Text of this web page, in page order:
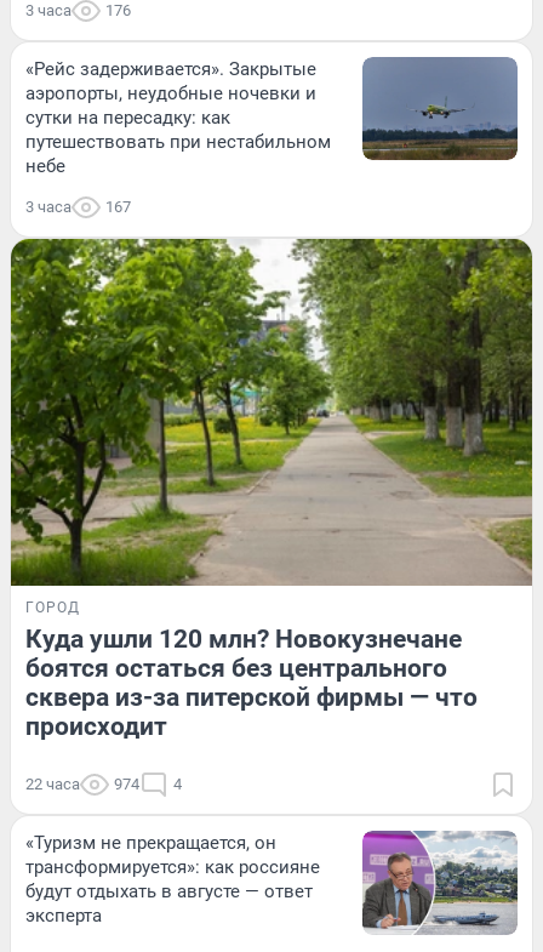
3 часа 176
«Рейс задерживается». Закрытые
аэропорты, неудобные ночевки и
сутки на пересадку: как
путешествовать при нестабильном
небе
3 часа 167
ГОРОД
Куда ушли 120 млн? Новокузнечане
боятся остаться без центрального
сквера из-за питерской фирмы — что
происходит
22 часа 974 4
«Туризм не прекращается, он
трансформируется»: как россияне
будут отдыхать в августе — ответ
эксперта